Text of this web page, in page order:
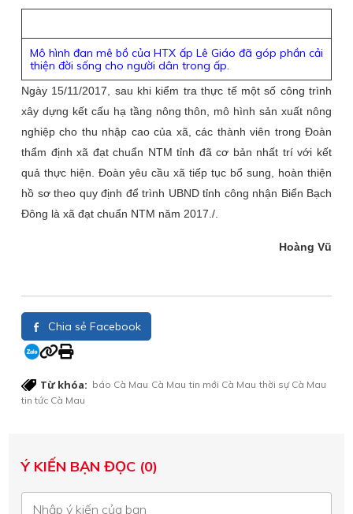
Mô hình đan mê bồ của HTX ấp Lê Giáo đã góp phần cải
thiện đời sống cho người dân trong ấp.​​​​​​​
Ngày 15/11/2017, sau khi kiểm tra thực tế một số công trình
xây dựng kết cấu hạ tầng nông thôn, mô hình sản xuất nông
nghiệp cho thu nhập cao của xã, các thành viên trong Đoàn
thẩm định xã đạt chuẩn NTM tỉnh đã cơ bản nhất trí với kết
quả thực hiện. Đoàn yêu cầu xã tiếp tục bổ sung, hoàn thiện
hồ sơ theo quy định để trình UBND tỉnh công nhận Biển Bạch
Đông là xã đạt chuẩn NTM năm 2017./.
Hoàng Vũ
Chia sẻ Facebook
Từ khóa: báo Cà Mau Cà Mau tin mới Cà Mau thời sự Cà Mau
tin tức Cà Mau
Ý KIẾN BẠN ĐỌC (0)